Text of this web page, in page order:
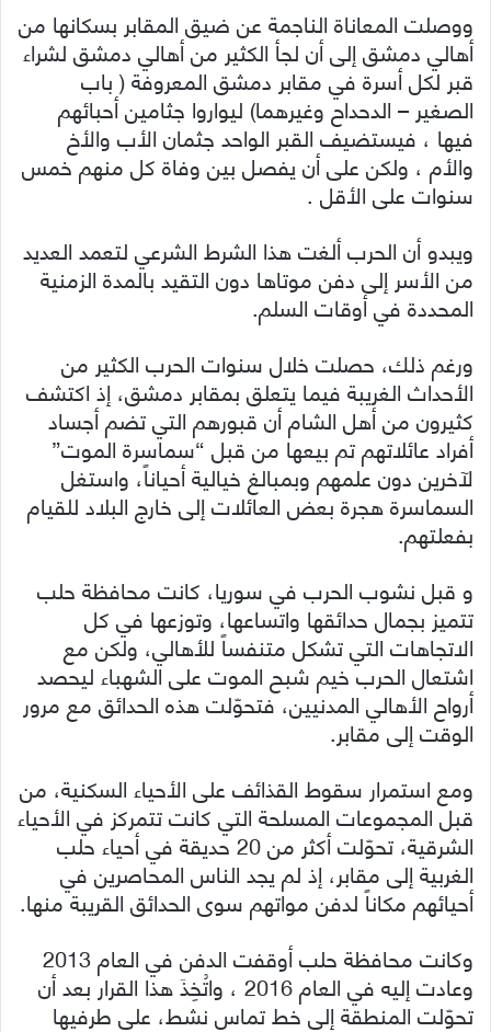
ووصلت المعاناة الناجمة عن ضيق المقابر بسكانها من
أهالي دمشق إلى أن لجأ الكثير من أهالي دمشق لشراء
قبر لكل أسرة في مقابر دمشق المعروفة ( باب
الصغير – الدحداح وغيرهما) ليواروا جثامين أحبائهم
فيها ، فيستضيف القبر الواحد جثمان الأب والأخ
والأم ، ولكن على أن يفصل بين وفاة كل منهم خمس
سنوات على الأقل .
ويبدو أن الحرب ألغت هذا الشرط الشرعي لتعمد العديد
من الأسر إلى دفن موتاها دون التقيد بالمدة الزمنية
المحددة في أوقات السلم.
ورغم ذلك، حصلت خلال سنوات الحرب الكثير من
الأحداث الغريبة فيما يتعلق بمقابر دمشق، إذ اكتشف
كثيرون من أهل الشام أن قبورهم التي تضم أجساد
أفراد عائلاتهم تم بيعها من قبل “سماسرة الموت”
لآخرين دون علمهم وبمبالغ خيالية أحياناً، واستغل
السماسرة هجرة بعض العائلات إلى خارج البلاد للقيام
بفعلتهم.
و قبل نشوب الحرب في سوريا، كانت محافظة حلب
تتميز بجمال حدائقها واتساعها، وتوزعها في كل
الاتجاهات التي تشكل متنفساً للأهالي، ولكن مع
اشتعال الحرب خيم شبح الموت على الشهباء ليحصد
أرواح الأهالي المدنيين، فتحوّلت هذه الحدائق مع مرور
الوقت إلى مقابر.
ومع استمرار سقوط القذائف على الأحياء السكنية، من
قبل المجموعات المسلحة التي كانت تتمركز في الأحياء
الشرقية، تحوّلت أكثر من 20 حديقة في أحياء حلب
الغربية إلى مقابر، إذ لم يجد الناس المحاصرين في
أحيائهم مكاناً لدفن مواتهم سوى الحدائق القريبة منها.
وكانت محافظة حلب أوقفت الدفن في العام 2013
وعادت إليه في العام 2016 ، واتُخِذَ هذا القرار بعد أن
تحوّلت المنطقة إلى خط تماس نشط، على طرفيها